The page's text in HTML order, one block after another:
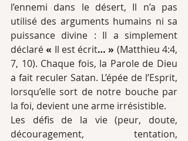
l’ennemi dans le désert, Il n’a pas
utilisé des arguments humains ni sa
puissance divine : Il a simplement
déclaré « Il est écrit… » (Matthieu 4:4,
7, 10). Chaque fois, la Parole de Dieu
a fait reculer Satan. L’épée de l’Esprit,
lorsqu’elle sort de notre bouche par
la foi, devient une arme irrésistible.
Les défis de la vie (peur, doute,
découragement, tentation,